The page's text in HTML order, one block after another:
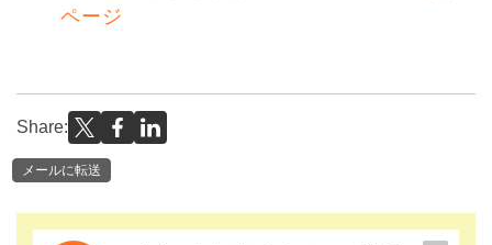
ページ
Share:
メールに転送